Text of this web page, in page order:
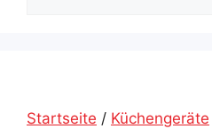
Startseite / Küchengeräte